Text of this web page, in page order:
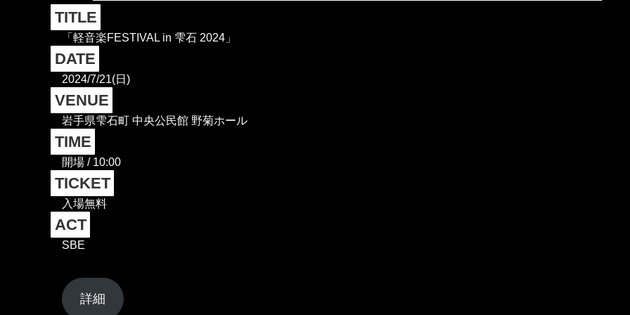
TITLE
「軽音楽FESTIVAL in 雫石 2024」
DATE
2024/7/21(日)
VENUE
岩手県雫石町 中央公民館 野菊ホール
TIME
開場 / 10:00
TICKET
入場無料
ACT
SBE
詳細